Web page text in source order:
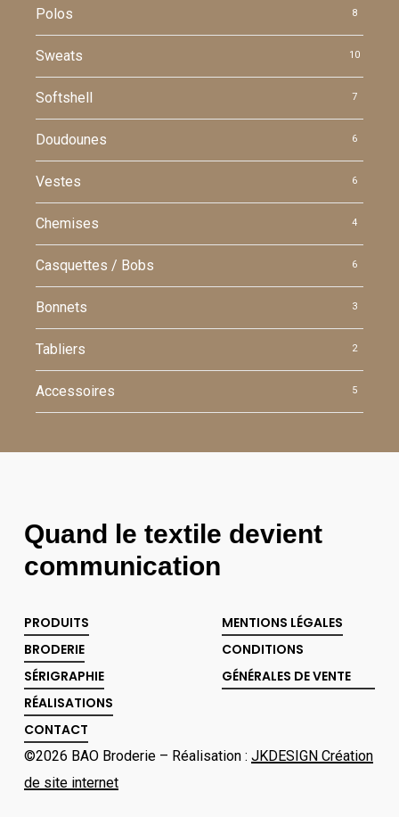
Polos 8
Sweats 10
Softshell 7
Doudounes 6
Vestes 6
Chemises 4
Casquettes / Bobs 6
Bonnets 3
Tabliers 2
Accessoires 5
Quand le textile devient
communication
PRODUITS
BRODERIE
SÉRIGRAPHIE
RÉALISATIONS
CONTACT
MENTIONS LÉGALES
CONDITIONS
GÉNÉRALES DE VENTE
©2026 BAO Broderie – Réalisation : JKDESIGN Création
de site internet